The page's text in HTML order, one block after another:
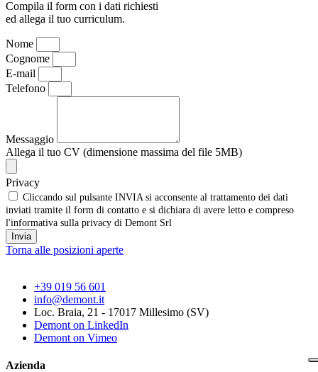
Compila il form con i dati richiesti
ed allega il tuo curriculum.
Nome
Cognome
E-mail
Telefono
Messaggio
Allega il tuo CV (dimensione massima del file 5MB)
Privacy
Cliccando sul pulsante INVIA si acconsente al trattamento dei dati
inviati tramite il form di contatto e si dichiara di avere letto e compreso
l'informativa sulla privacy di Demont Srl
Invia
Torna alle posizioni aperte
+39 019 56 601
info@demont.it
Loc. Braia, 21 - 17017 Millesimo (SV)
Demont on LinkedIn
Demont on Vimeo
Azienda